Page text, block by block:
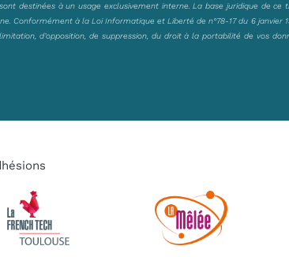
destinées à un usage exclusivement interne. La base juridique de
Conformément à la Loi Informatique et Liberté de n°78-17 du 6 janvier
d’opposition, de suppression, du droit à la portabilité de vos